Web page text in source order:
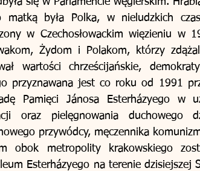
matką była Polka, w nieludzkich
w Czechosłowackim więzieniu w
Żydom i Polakom, którzy
wartości chrześcijańskie,
przyznawana jest co roku od 1991
Pamięci Jánosa Esterházyego w
oraz pielęgnowania duchowego
przywódcy, męczennika
obok metropolity krakowskiego
Esterházyego na terenie dzisiejszej